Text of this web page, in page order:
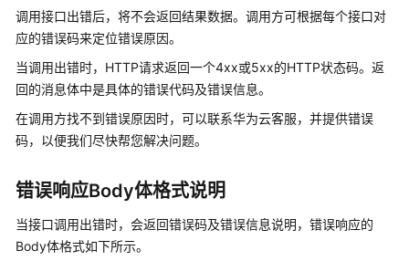
态
品
介
绍
速
入
门
调用接口出错后，将不会返回结果数据。调用方可根据每个接口对
应的错误码来定位错误原因。
当调用出错时，HTTP请求返回一个4xx或5xx的HTTP状态码。返
回的消息体中是具体的错误代码及错误信息。
在调用方找不到错误原因时，可以联系华为云客服，并提供错误
码，以便我们尽快帮您解决问题。
错误响应Body体格式说明
当接口调用出错时，会返回错误码及错误信息说明，错误响应的
Body体格式如下所示。